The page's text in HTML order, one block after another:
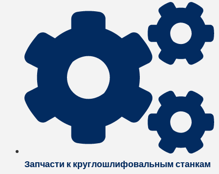
Запчасти к круглошлифовальным станкам